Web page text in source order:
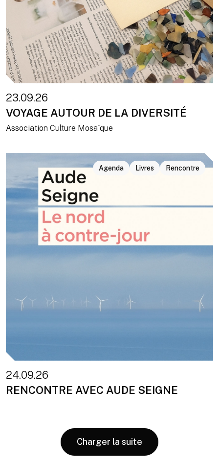
23.09.26
VOYAGE AUTOUR DE LA DIVERSITÉ
Association Culture Mosaïque
Agenda Livres Rencontre
24.09.26
RENCONTRE AVEC AUDE SEIGNE
Charger la suite